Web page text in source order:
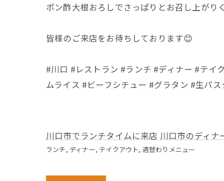
ポン酢大根おろしでさっぱりとお召し上がり
皆様のご来店をお待ちしております😊
#川口 #レストラン #ランチ #ディナー #テイ
ムライス #ビーフシチュー #グラタン #生パ
川口市でランチタイムに来店 川口市のディナ
ランチ ディナー テイクアウト 週替わりメニュー